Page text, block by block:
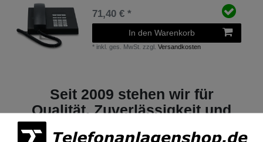
71,40 € *
In den Warenkorb
* inkl. ges. MwSt. zzgl.Versandkosten
Seit 2009 stehen wir für
Qualität, Zuverlässigkeit und